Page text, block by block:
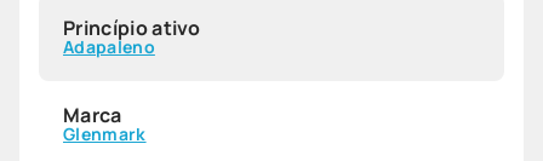
Princípio ativo
Adapaleno
Marca
Glenmark